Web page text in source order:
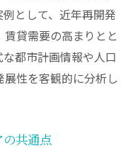
として、近年再開発
貸需要の高まりとと
都市計画情報や人口
性を客観的に分析し
共通点